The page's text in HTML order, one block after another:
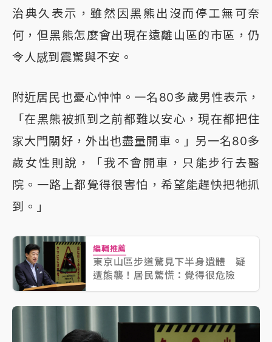
治典久表示，雖然因黑熊出沒而停工無可奈
何，但黑熊怎麼會出現在遠離山區的市區，仍
令人感到震驚與不安。
附近居民也憂心忡忡。一名80多歲男性表示，
「在黑熊被抓到之前都難以安心，現在都把住
家大門關好，外出也盡量開車。」另一名80多
歲女性則說，「我不會開車，只能步行去醫
院。一路上都覺得很害怕，希望能趕快把牠抓
到。」
編輯推薦
東京山區步道驚見下半身遺體 疑
遭熊襲！居民驚慌：覺得很危險